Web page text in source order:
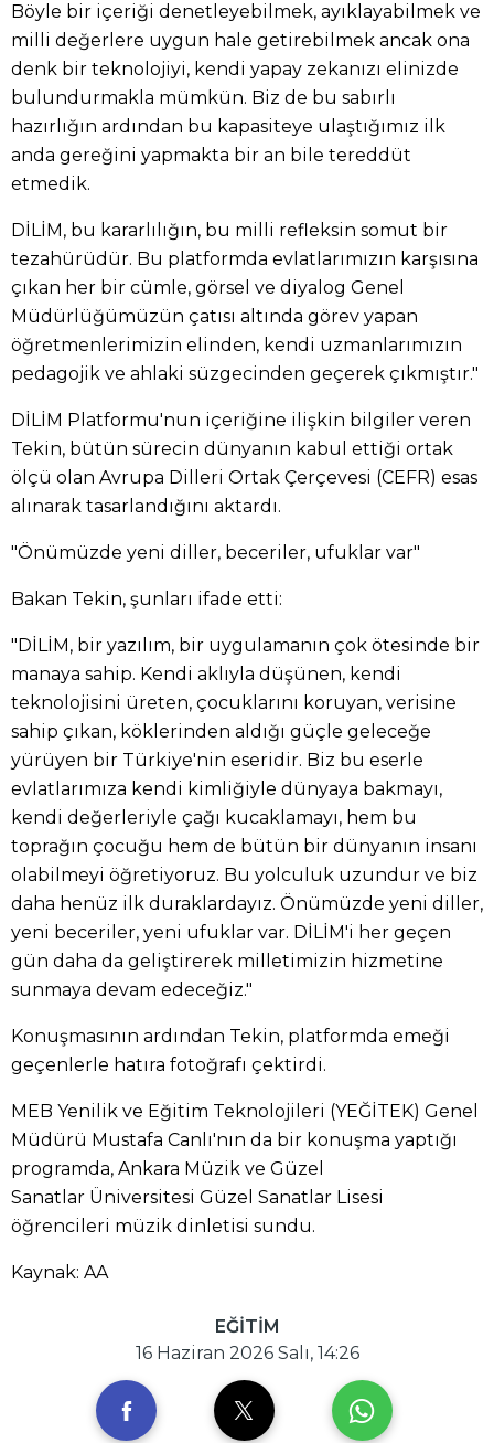
Böyle bir içeriği denetleyebilmek, ayıklayabilmek ve
milli değerlere uygun hale getirebilmek ancak ona
denk bir teknolojiyi, kendi yapay zekanızı elinizde
bulundurmakla mümkün. Biz de bu sabırlı
hazırlığın ardından bu kapasiteye ulaştığımız ilk
anda gereğini yapmakta bir an bile tereddüt
etmedik.
DİLİM, bu kararlılığın, bu milli refleksin somut bir
tezahürüdür. Bu platformda evlatlarımızın karşısına
çıkan her bir cümle, görsel ve diyalog Genel
Müdürlüğümüzün çatısı altında görev yapan
öğretmenlerimizin elinden, kendi uzmanlarımızın
pedagojik ve ahlaki süzgecinden geçerek çıkmıştır."
DİLİM Platformu'nun içeriğine ilişkin bilgiler veren
Tekin, bütün sürecin dünyanın kabul ettiği ortak
ölçü olan Avrupa Dilleri Ortak Çerçevesi (CEFR) esas
alınarak tasarlandığını aktardı.
"Önümüzde yeni diller, beceriler, ufuklar var"
Bakan Tekin, şunları ifade etti:
"DİLİM, bir yazılım, bir uygulamanın çok ötesinde bir
manaya sahip. Kendi aklıyla düşünen, kendi
teknolojisini üreten, çocuklarını koruyan, verisine
sahip çıkan, köklerinden aldığı güçle geleceğe
yürüyen bir Türkiye'nin eseridir. Biz bu eserle
evlatlarımıza kendi kimliğiyle dünyaya bakmayı,
kendi değerleriyle çağı kucaklamayı, hem bu
toprağın çocuğu hem de bütün bir dünyanın insanı
olabilmeyi öğretiyoruz. Bu yolculuk uzundur ve biz
daha henüz ilk duraklardayız. Önümüzde yeni diller,
yeni beceriler, yeni ufuklar var. DİLİM'i her geçen
gün daha da geliştirerek milletimizin hizmetine
sunmaya devam edeceğiz."
Konuşmasının ardından Tekin, platformda emeği
geçenlerle hatıra fotoğrafı çektirdi.
MEB Yenilik ve Eğitim Teknolojileri (YEĞİTEK) Genel
Müdürü Mustafa Canlı'nın da bir konuşma yaptığı
programda, Ankara Müzik ve Güzel
Sanatlar Üniversitesi Güzel Sanatlar Lisesi
öğrencileri müzik dinletisi sundu.
Kaynak: AA
EĞİTİM
16 Haziran 2026 Salı, 14:26